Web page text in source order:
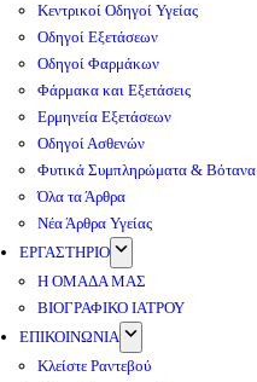
Κεντρικοί Οδηγοί Υγείας
Οδηγοί Εξετάσεων
Οδηγοί Φαρμάκων
Φάρμακα και Εξετάσεις
Ερμηνεία Εξετάσεων
Οδηγοί Ασθενών
Φυτικά Συμπληρώματα & Βότανα
Όλα τα Άρθρα
Νέα Άρθρα Υγείας
ΕΡΓΑΣΤΗΡΙΟ
Η ΟΜΑΔΑ ΜΑΣ
ΒΙΟΓΡΑΦΙΚΟ ΙΑΤΡΟΥ
ΕΠΙΚΟΙΝΩΝΙΑ
Κλείστε Ραντεβού